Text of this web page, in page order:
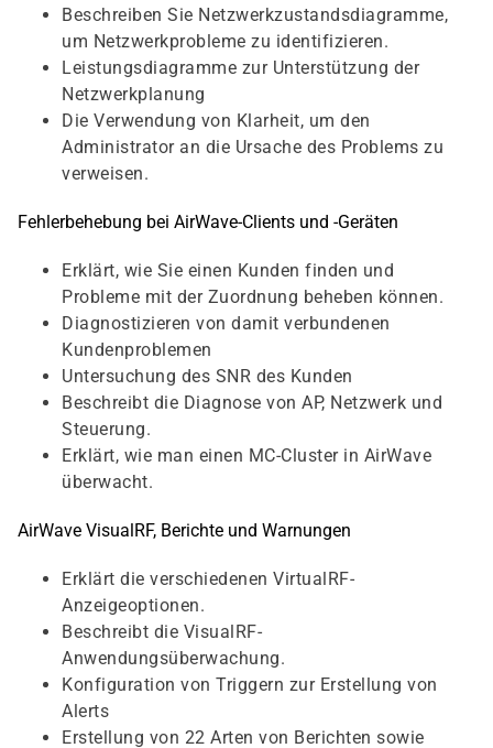
Beschreiben Sie Netzwerkzustandsdiagramme,
um Netzwerkprobleme zu identifizieren.
Leistungsdiagramme zur Unterstützung der
Netzwerkplanung
Die Verwendung von Klarheit, um den
Administrator an die Ursache des Problems zu
verweisen.
Fehlerbehebung bei AirWave-Clients und -Geräten
Erklärt, wie Sie einen Kunden finden und
Probleme mit der Zuordnung beheben können.
Diagnostizieren von damit verbundenen
Kundenproblemen
Untersuchung des SNR des Kunden
Beschreibt die Diagnose von AP, Netzwerk und
Steuerung.
Erklärt, wie man einen MC-Cluster in AirWave
überwacht.
AirWave VisualRF, Berichte und Warnungen
Erklärt die verschiedenen VirtualRF-
Anzeigeoptionen.
Beschreibt die VisualRF-
Anwendungsüberwachung.
Konfiguration von Triggern zur Erstellung von
Alerts
Erstellung von 22 Arten von Berichten sowie